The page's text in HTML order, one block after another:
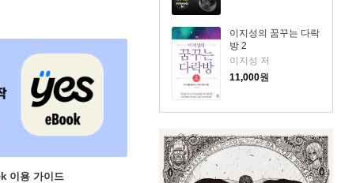
이지성의 꿈꾸는 다락
방 2
이지성 저
11,000원
이용 가이드